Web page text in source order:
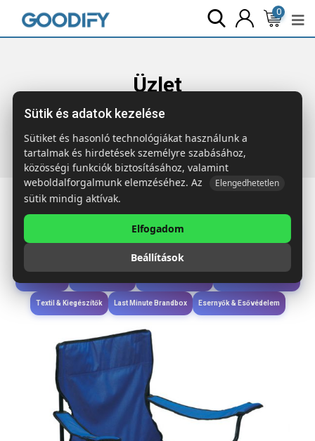
0
Üzlet
Főoldal Termékek Sport & Szabadidő
Strandszék/kempingszék
Étkezés & Ivás
Wellness & Ápolás
Textil & Kiegészítők Last Minute Brandbox Esernyők & Esővédelem
Sütik és adatok kezelése
Sütiket és hasonló technológiákat használunk a
tartalmak és hirdetések személyre szabásához,
közösségi funkciók biztosításához, valamint
weboldalforgalmunk elemzéséhez. Az
Elengedhetetlen
sütik mindig aktívak.
Elfogadom
Beállítások